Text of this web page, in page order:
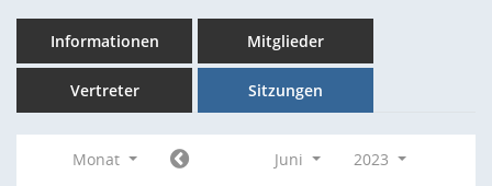
Informationen Mitglieder
Vertreter Sitzungen
Monat Juni
2023